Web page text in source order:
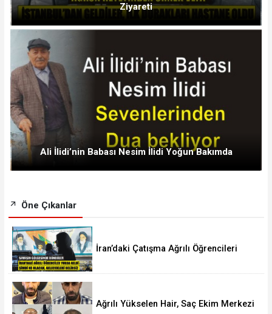
Ziyareti
Ali İlidi’nin Babası Nesim İlidi Yoğun Bakımda
Öne Çıkanlar
İran’daki Çatışma Ağrılı Öğrencileri
Ağrılı Yükselen Hair, Saç Ekim Merkezi